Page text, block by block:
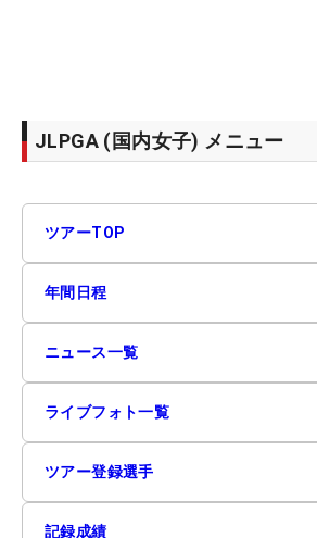
JLPGA (国内女子) メニュー
ツアーTOP
年間日程
ニュース一覧
ライブフォト一覧
ツアー登録選手
記録成績